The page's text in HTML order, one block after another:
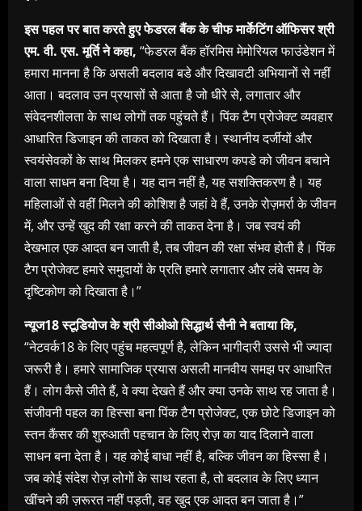
इस पहल पर बात करते हुए फेडरल बैंक के चीफ मार्केटिंग ऑफिसर श्री
एम. वी. एस. मूर्ति ने कहा, “फेडरल बैंक हॉरमिस मेमोरियल फाउंडेशन में
हमारा मानना है कि असली बदलाव बडे और दिखावटी अभियानों से नहीं
आता। बदलाव उन प्रयासों से आता है जो धीरे से, लगातार और
संवेदनशीलता के साथ लोगों तक पहुंचते हैं। पिंक टैग प्रोजेक्ट व्यवहार
आधारित डिजाइन की ताकत को दिखाता है। स्थानीय दर्जीयों और
स्वयंसेवकों के साथ मिलकर हमने एक साधारण कपडे को जीवन बचाने
वाला साधन बना दिया है। यह दान नहीं है, यह सशक्तिकरण है। यह
महिलाओं से वहीं मिलने की कोशिश है जहां वे हैं, उनके रोज़मर्रा के जीवन
में, और उन्हें खुद की रक्षा करने की ताकत देना है। जब स्वयं की
देखभाल एक आदत बन जाती है, तब जीवन की रक्षा संभव होती है। पिंक
टैग प्रोजेक्ट हमारे समुदायों के प्रति हमारे लगातार और लंबे समय के
दृष्टिकोण को दिखाता है।”
न्यूज18 स्टूडियोज के श्री सीओओ सिद्धार्थ सैनी ने बताया कि,
“नेटवर्क18 के लिए पहुंच महत्वपूर्ण है, लेकिन भागीदारी उससे भी ज्यादा
जरूरी है। हमारे सामाजिक प्रयास असली मानवीय समझ पर आधारित
हैं। लोग कैसे जीते हैं, वे क्या देखते हैं और क्या उनके साथ रह जाता है।
संजीवनी पहल का हिस्सा बना पिंक टैग प्रोजेक्ट, एक छोटे डिजाइन को
स्तन कैंसर की शुरुआती पहचान के लिए रोज़ का याद दिलाने वाला
साधन बना देता है। यह कोई बाधा नहीं है, बल्कि जीवन का हिस्सा है।
जब कोई संदेश रोज़ लोगों के साथ रहता है, तो बदलाव के लिए ध्यान
खींचने की ज़रूरत नहीं पड़ती, वह खुद एक आदत बन जाता है।”